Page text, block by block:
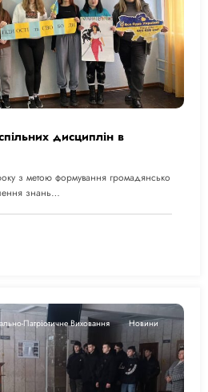
дисциплін в
з метою формування громадянсько
знань…
Патріотичне Виховання Новини